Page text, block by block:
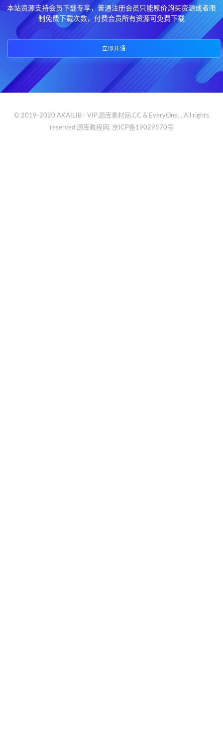
本站资源支持会员下载专享，普通注册会员只能原价购买资源或者限
制免费下载次数，付费会员所有资源可免费下载
立即开通
© 2019-2020 AKAILIB - VIP.源库素材网.CC & EveryOne. . All rights
reserved 源库教程网. 京ICP备19029570号